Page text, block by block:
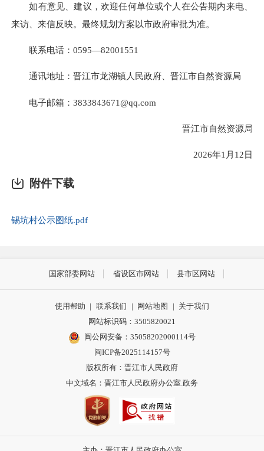
如有意见、建议，欢迎任何单位或个人在公告期内来电、
来访、来信反映。最终规划方案以市政府审批为准。
联系电话：0595—82001551
通讯地址：晋江市龙湖镇人民政府、晋江市自然资源局
电子邮箱： 3833843671@qq.com
晋江市自然资源局
2026年1月12日
附件下载
锡坑村公示图纸.pdf
国家部委网站 省设区市网站 县市区网站
使用帮助 | 联系我们 | 网站地图 | 关于我们
网站标识码：3505820021
闽公网安备：35058202000114号
闽ICP备2025114157号
版权所有：晋江市人民政府
中文域名：晋江市人民政府办公室.政务